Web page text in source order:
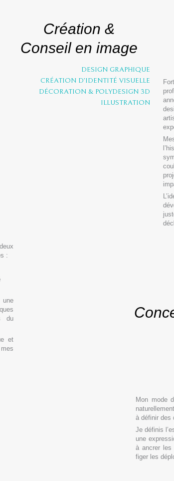
Création &
Conseil en image
DESIGN GRAPHIQUE
CRÉATION D’IDENTITÉ VISUELLE
DÉCORATION & POLYDESIGN 3D
ILLUSTRATION
:
une
du
et
Mon mode
à définir des
Je définis
une
à ancrer les
figer les